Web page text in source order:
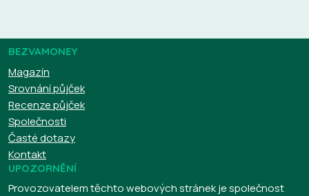
BEZVAMONEY
Magazín
Srovnání půjček
Recenze půjček
Společnosti
Časté dotazy
Kontakt
UPOZORNĚNÍ
Provozovatelem těchto webových stránek je společnost